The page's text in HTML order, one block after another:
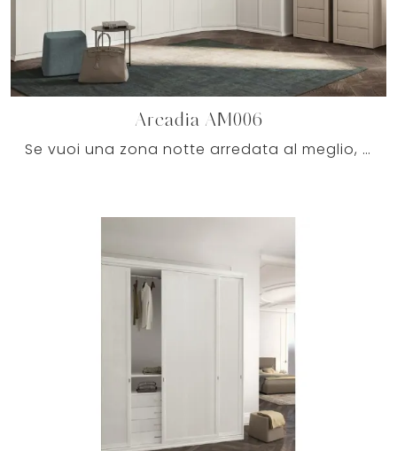
Arcadia AM006
Se vuoi una zona notte arredata al meglio, scegli l'armadio Arcadia AM006 con ante battenti di Colombini Casa!